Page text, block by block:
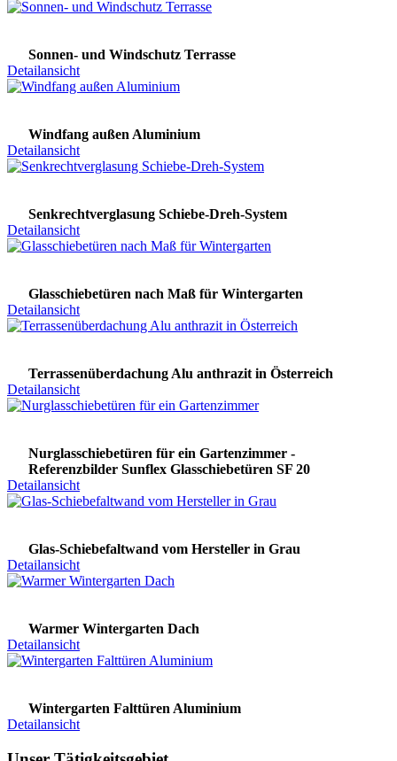
Sonnen- und Windschutz Terrasse
Detailansicht
Windfang außen Aluminium
Detailansicht
Senkrechtverglasung Schiebe-Dreh-System
Detailansicht
Glasschiebetüren nach Maß für Wintergarten
Detailansicht
Terrassenüberdachung Alu anthrazit in Österreich
Detailansicht
Nurglasschiebetüren für ein Gartenzimmer -
Referenzbilder Sunflex Glasschiebetüren SF 20
Detailansicht
Glas-Schiebefaltwand vom Hersteller in Grau
Detailansicht
Warmer Wintergarten Dach
Detailansicht
Wintergarten Falttüren Aluminium
Detailansicht